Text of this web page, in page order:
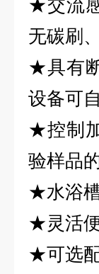
★交流
无碳刷
★具有
设备可
★控制
验样品
★水浴
★灵活
★可选